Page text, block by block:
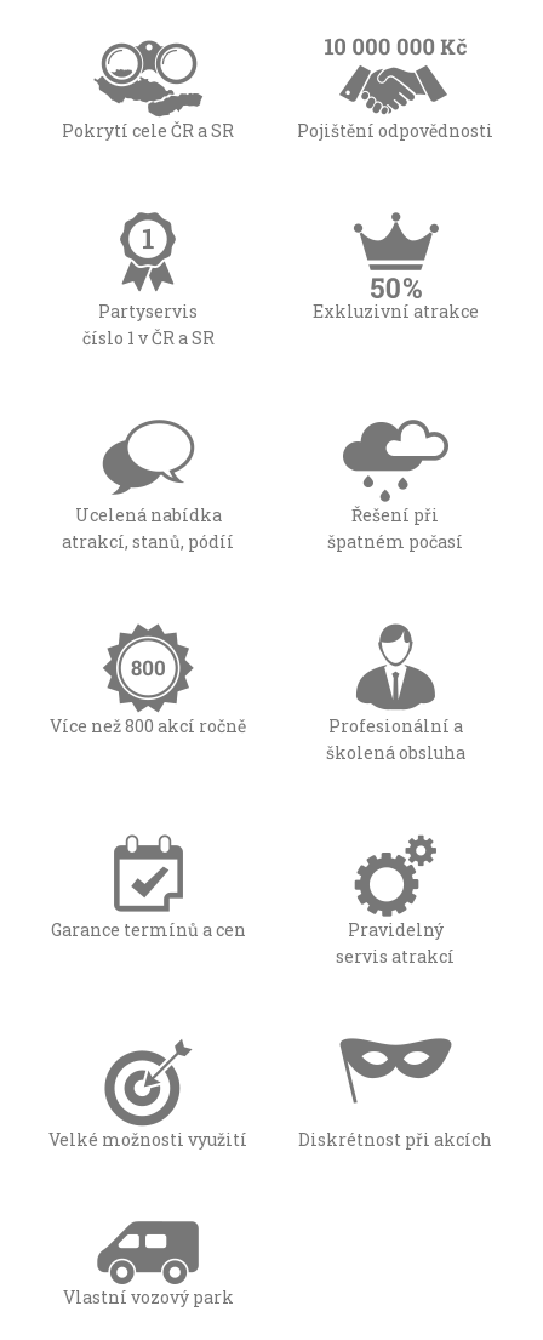
Pokrytí cele ČR a SR Pojištění odpovědnosti
Partyservis
číslo 1 v ČR a SR
Exkluzivní atrakce
Ucelená nabídka
atrakcí, stanů, pódíí
Řešení při
špatném počasí
Více než 800 akcí ročně
Profesionální a
školená obsluha
Garance termínů a cen
Pravidelný
servis atrakcí
Velké možnosti využití Diskrétnost při akcích
Vlastní vozový park